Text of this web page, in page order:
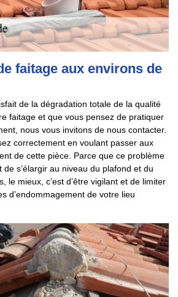
faitage aux environs de
de la dégradation totale de la qualité
faitage et que vous pensez de pratiquer
nous vous invitons de nous contacter.
correctement en voulant passer aux
de cette pièce. Parce que ce problème
de s’élargir au niveau du plafond et du
le mieux, c’est d’être vigilant et de limiter
d’endommagement de votre lieu